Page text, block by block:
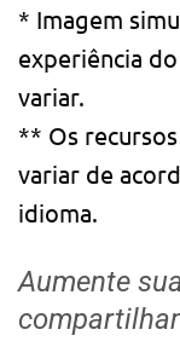
* Imagem
experiência
variar.
** Os
variar de
idioma.
Aumente